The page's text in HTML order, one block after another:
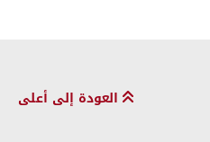
العودة إلى أعلى